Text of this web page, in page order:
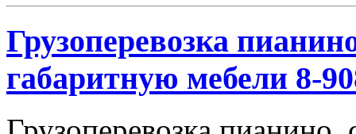
Грузоперевозка
габаритную мебели 8-